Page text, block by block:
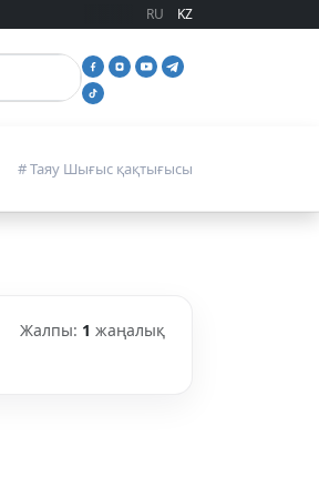
RU KZ
# Таяу Шығыс қақтығысы
Жалпы: 1 жаңалық